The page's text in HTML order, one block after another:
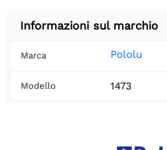
Informazioni sul marchio
Marca Pololu
Modello 1473